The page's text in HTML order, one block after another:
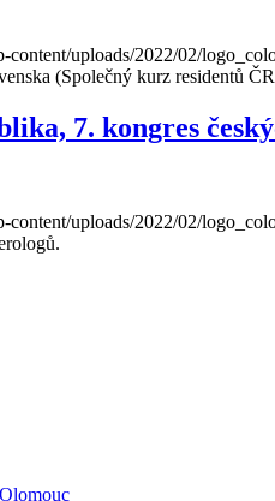
content/uploads/2022/02/
(Společný kurz residentů
7. kongres
content/uploads/2022/02/